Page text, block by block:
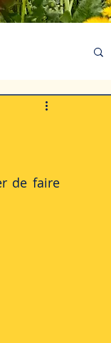
de faire